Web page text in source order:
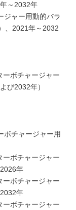
～2032年
ジャー用動的バラ
、2021年～2032
ボチャージャー
び2032年）
ボチャージャー用
ボチャージャー
年
ボチャージャー
年
ボチャージャー